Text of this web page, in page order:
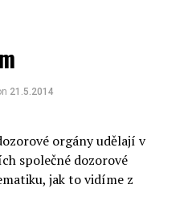
21.5.2014
orgány udělají v
společné dozorové
jak to vidíme z